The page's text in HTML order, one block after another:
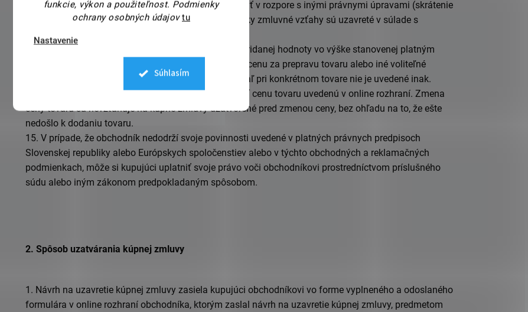
funkcie, výkon a použiteľnost. Podmienky
ochrany osobných údajov tu
Nastavenie
Súhlasím
podmienkami. Takto dohodnuté podmienky nesmú byť v rozpore s inými právnymi úpravami (skrátenie
lehoty na vrátenie tovaru, záručnej doby a pod.). Všetky zmluvné vzťahy sú uzavreté v súlade s
právnym poriadkom Slovenskej republiky.
Zobrazená kúpna cena za tovar zahŕňa aj daň z pridanej hodnoty vo výške stanovenej platným
právnym predpisom Slovenskej republiky a nezahŕňa cenu za prepravu tovaru alebo iné voliteľné
služby. Všetky akcie platia do vypredania zásob, pokiaľ pri konkrétnom tovare nie je uvedené inak.
si vyhradzuje právo kedykoľvek upraviť cenu tovaru uvedenú v online rozhraní. Zmena
ceny tovaru sa nevzťahuje na kúpne zmluvy uzatvorené pred zmenou ceny, bez ohľadu na to, že ešte
nedošlo k dodaniu tovaru.
15. V prípade, že obchodník nedodrží svoje povinnosti uvedené v platných právnych predpisoch
Slovenskej republiky alebo Európskych spoločenstiev alebo v týchto obchodných a reklamačných
podmienkach, môže si kupujúci uplatniť svoje právo voči obchodníkovi prostredníctvom príslušného
súdu alebo iným zákonom predpokladaným spôsobom.
2. Spôsob uzatvárania kúpnej zmluvy
1. Návrh na uzavretie kúpnej zmluvy zasiela kupujúci obchodníkovi vo forme vyplneného a odoslaného
formulára v online rozhraní obchodníka, ktorým zaslal návrh na uzavretie kúpnej zmluvy, predmetom